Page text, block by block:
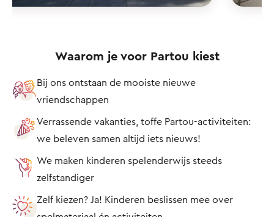
Waarom je voor Partou kiest
Bij ons ontstaan de mooiste nieuwe
vriendschappen
Verrassende vakanties, toffe Partou-activiteiten:
we beleven samen altijd iets nieuws!
We maken kinderen spelenderwijs steeds
zelfstandiger
Zelf kiezen? Ja! Kinderen beslissen mee over